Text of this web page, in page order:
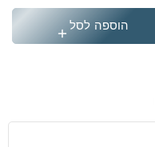
הוספה לסל